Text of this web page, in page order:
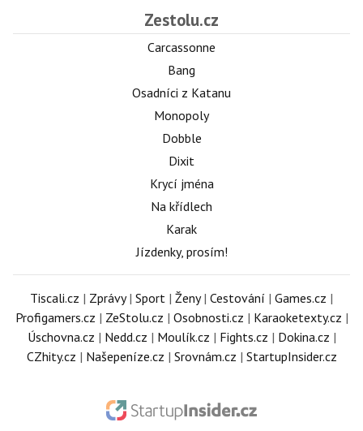
Zestolu.cz
Carcassonne
Bang
Osadníci z Katanu
Monopoly
Dobble
Dixit
Krycí jména
Na křídlech
Karak
Jízdenky, prosím!
Tiscali.cz | Zprávy| Sport | Ženy| Cestování | Games.cz |
Profigamers.cz | ZeStolu.cz | Osobnosti.cz | Karaoketexty.cz |
Úschovna.cz | Nedd.cz | Moulík.cz | Fights.cz | Dokina.cz |
CZhity.cz | Našepeníze.cz | Srovnám.cz | StartupInsider.cz